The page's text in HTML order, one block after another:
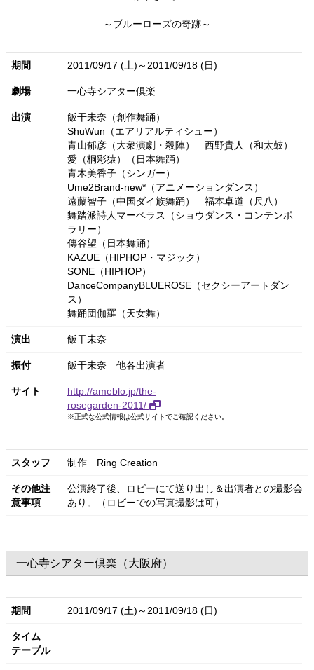
～ブルーローズの奇跡～
期間 2011/09/17 (土)～2011/09/18 (日)
劇場 一心寺シアター倶楽
出演
飯干未奈（創作舞踊）
ShuWun（エアリアルティシュー）
青山郁彦（大衆演劇・殺陣）
西野貴人（和太鼓）
愛（桐彩猿）（日本舞踊）
青木美香子（シンガー）
Ume2Brand-new*（アニメーションダンス）
遠藤智子（中国ダイ族舞踊）
福本卓道（尺八）
舞踏派詩人マーベラス（ショウダンス・コンテンポ
ラリー）
傳谷望（日本舞踊）
KAZUE（HIPHOP・マジック）
SONE（HIPHOP）
DanceCompanyBLUEROSE（セクシーアートダン
ス）
舞踊団伽羅（天女舞）
演出 飯干未奈
振付 飯干未奈 他各出演者
サイト
http://ameblo.jp/the-
rosegarden-2011/
※正式な公式情報は公式サイトでご確認ください。
スタッフ 制作 Ring Creation
その他注
意事項
公演終了後、ロビーにて送り出し＆出演者との撮影会
あり。（ロビーでの写真撮影は可）
一心寺シアター倶楽（大阪府）
期間 2011/09/17 (土)～2011/09/18 (日)
タイム
テーブル